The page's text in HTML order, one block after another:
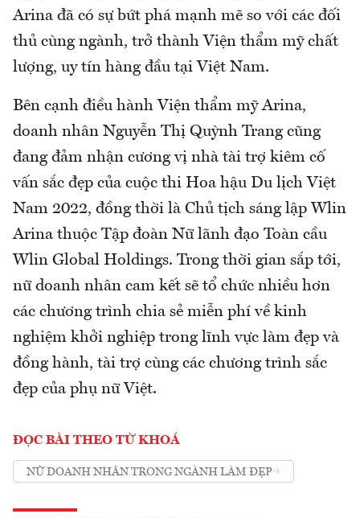
Arina đã có sự bứt phá mạnh mẽ so với các đối
thủ cùng ngành, trở thành Viện thẩm mỹ chất
lượng, uy tín hàng đầu tại Việt Nam.
Bên cạnh điều hành Viện thẩm mỹ Arina,
doanh nhân Nguyễn Thị Quỳnh Trang cũng
đang đảm nhận cương vị nhà tài trợ kiêm cố
vấn sắc đẹp của cuộc thi Hoa hậu Du lịch Việt
Nam 2022, đồng thời là Chủ tịch sáng lập Wlin
Arina thuộc Tập đoàn Nữ lãnh đạo Toàn cầu
Wlin Global Holdings. Trong thời gian sắp tới,
nữ doanh nhân cam kết sẽ tổ chức nhiều hơn
các chương trình chia sẻ miễn phí về kinh
nghiệm khởi nghiệp trong lĩnh vực làm đẹp và
đồng hành, tài trợ cùng các chương trình sắc
đẹp của phụ nữ Việt.
ĐỌC BÀI THEO TỪ KHOÁ
NỮ DOANH NHÂN TRONG NGÀNH LÀM ĐẸP